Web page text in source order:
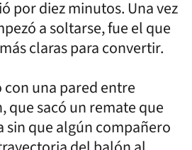
por diez minutos. Una vez
a soltarse, fue el que
claras para convertir.
una pared entre
que sacó un remate que
sin que algún compañero